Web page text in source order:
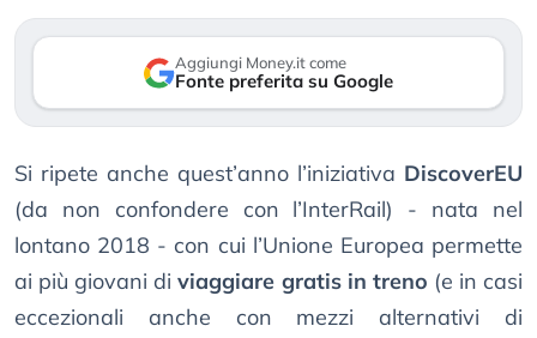
Aggiungi Money.it come
Fonte preferita su Google
Si ripete anche quest’anno l’iniziativa DiscoverEU
(da non confondere con l’InterRail) - nata nel
lontano 2018 - con cui l’Unione Europea permette
ai più giovani diviaggiare gratis in treno (e in casi
eccezionali anche con mezzi alternativi di